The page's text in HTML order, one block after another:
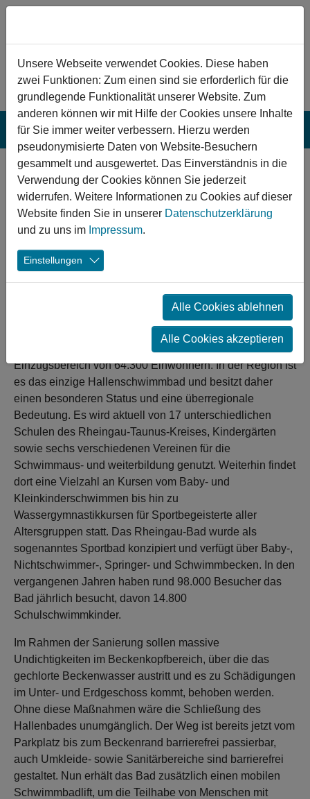
Zum Hauptinhalt springen
Geisenheim:
Sanierung des
Rheingau-Bades
Das Rheingau-Bad trägt einen besonderen Teil zur
Gesundheitserhaltung durch Bewegung und Sport bei,
Kontakte pflegen zu können. Eine Sanierung sichert die
Einrichtung für die lokale Daseinsvorsorge.
Das Bad befindet sich im Rheingau-Gebiet mit einem
Einzugsbereich von 64.300 Einwohnern. In der Region ist
es das einzige Hallenschwimmbad und besitzt daher
einen besonderen Status und eine überregionale
Bedeutung. Es wird aktuell von 17 unterschiedlichen
Schulen des Rheingau-Taunus-Kreises, Kindergärten
sowie sechs verschiedenen Vereinen für die
Schwimmaus- und weiterbildung genutzt. Weiterhin findet
dort eine Vielzahl an Kursen vom Baby- und
Kleinkinderschwimmen bis hin zu
Wassergymnastikkursen für Sportbegeisterte aller
Altersgruppen statt. Das Rheingau-Bad wurde als
sogenanntes Sportbad konzipiert und verfügt über Baby-,
Nichtschwimmer-, Springer- und Schwimmbecken. In den
vergangenen Jahren haben rund 98.000 Besucher das
Bad jährlich besucht, davon 14.800
Schulschwimmkinder.
Im Rahmen der Sanierung sollen massive
Undichtigkeiten im Beckenkopfbereich, über die das
gechlorte Beckenwasser austritt und es zu Schädigungen
im Unter- und Erdgeschoss kommt, behoben werden.
Ohne diese Maßnahmen wäre die Schließung des
Hallenbades unumgänglich. Der Weg ist bereits jetzt vom
Parkplatz bis zum Beckenrand barrierefrei passierbar,
auch Umkleide- sowie Sanitärbereiche sind barrierefrei
gestaltet. Nun erhält das Bad zusätzlich einen mobilen
Schwimmbadlift, um die Teilhabe von Menschen mit
Unsere Webseite verwendet Cookies. Diese haben
zwei Funktionen: Zum einen sind sie erforderlich für die
grundlegende Funktionalität unserer Website. Zum
anderen können wir mit Hilfe der Cookies unsere Inhalte
für Sie immer weiter verbessern. Hierzu werden
pseudonymisierte Daten von Website-Besuchern
gesammelt und ausgewertet. Das Einverständnis in die
Verwendung der Cookies können Sie jederzeit
widerrufen. Weitere Informationen zu Cookies auf dieser
Website finden Sie in unserer Datenschutzerklärung
und zu uns im Impressum.
Einstellungen
Alle Cookies ablehnen
Alle Cookies akzeptieren